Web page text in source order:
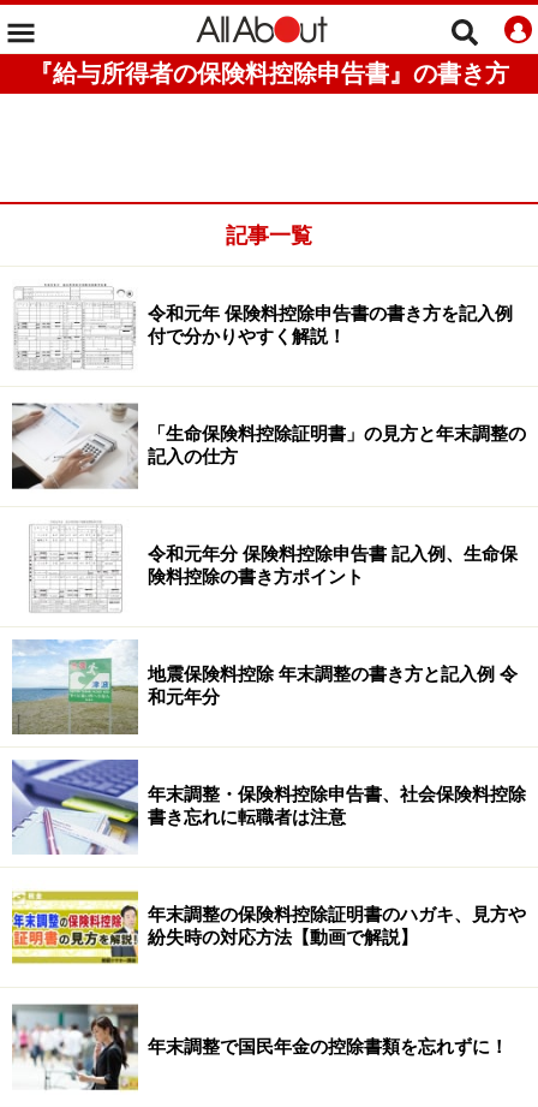
『給与所得者の保険料控除申告書』の書き方
記事一覧
令和元年 保険料控除申告書の書き方を記入例
付で分かりやすく解説！
「生命保険料控除証明書」の見方と年末調整の
記入の仕方
令和元年分 保険料控除申告書 記入例、生命保
険料控除の書き方ポイント
地震保険料控除 年末調整の書き方と記入例 令
和元年分
年末調整・保険料控除申告書、社会保険料控除
書き忘れに転職者は注意
年末調整の保険料控除証明書のハガキ、見方や
紛失時の対応方法【動画で解説】
年末調整で国民年金の控除書類を忘れずに！